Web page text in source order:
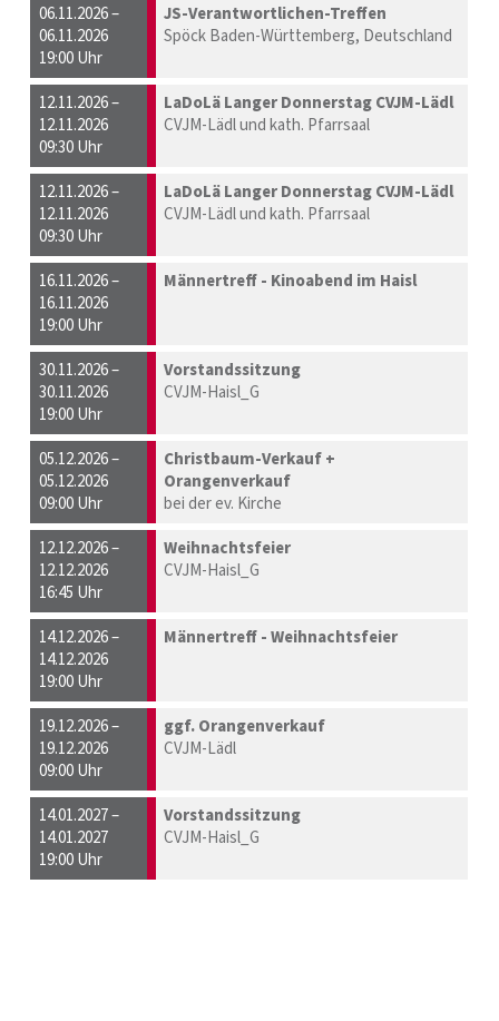
06.11.2026 –
06.11.2026
19:00 Uhr
JS-Verantwortlichen-Treffen
Spöck Baden-Württemberg, Deutschland
12.11.2026 –
12.11.2026
09:30 Uhr
LaDoLä Langer Donnerstag CVJM-Lädl
CVJM-Lädl und kath. Pfarrsaal
12.11.2026 –
12.11.2026
09:30 Uhr
LaDoLä Langer Donnerstag CVJM-Lädl
CVJM-Lädl und kath. Pfarrsaal
16.11.2026 –
16.11.2026
19:00 Uhr
Männertreff - Kinoabend im Haisl
30.11.2026 –
30.11.2026
19:00 Uhr
Vorstandssitzung
CVJM-Haisl_G
05.12.2026 –
05.12.2026
09:00 Uhr
Christbaum-Verkauf +
Orangenverkauf
bei der ev. Kirche
12.12.2026 –
12.12.2026
16:45 Uhr
Weihnachtsfeier
CVJM-Haisl_G
14.12.2026 –
14.12.2026
19:00 Uhr
Männertreff - Weihnachtsfeier
19.12.2026 –
19.12.2026
09:00 Uhr
ggf. Orangenverkauf
CVJM-Lädl
14.01.2027 –
14.01.2027
19:00 Uhr
Vorstandssitzung
CVJM-Haisl_G